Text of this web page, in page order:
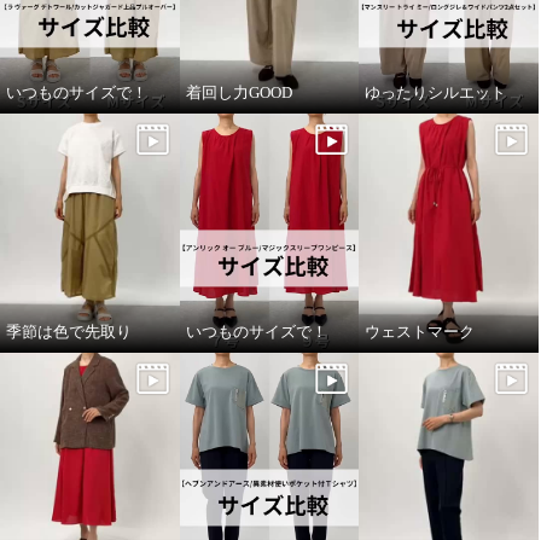
いつものサイズで！ 着回し力GOOD ゆったりシルエット
季節は色で先取り いつものサイズで！ ウェストマーク